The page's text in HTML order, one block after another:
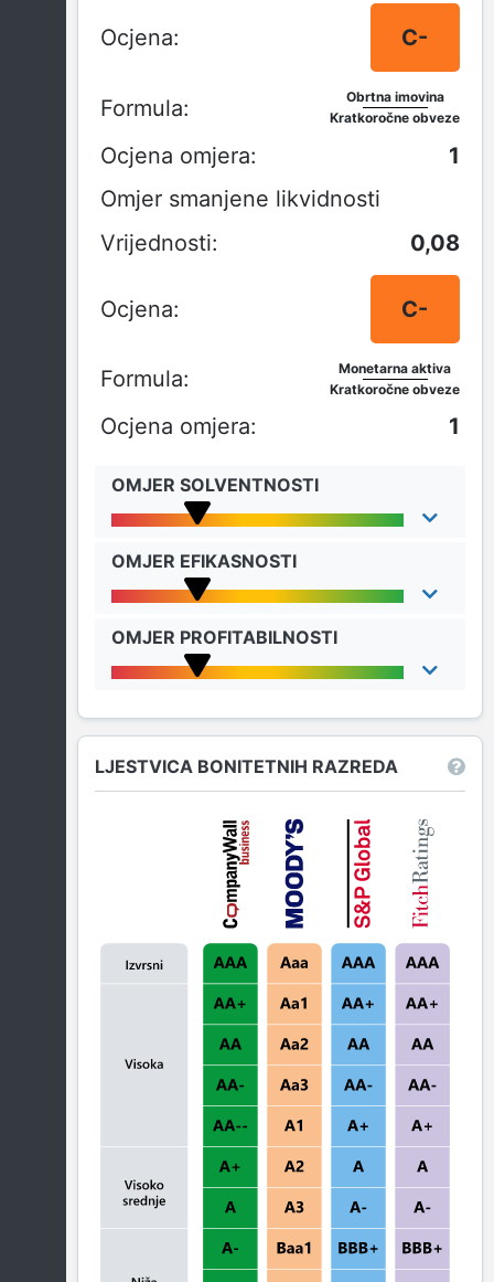
C-
Obrtna imovina
Kratkoročne obveze
1
Omjer smanjene likvidnosti
0,08
C-
Monetarna aktiva
Kratkoročne obveze
1
OMJER SOLVENTNOSTI
OMJER EFIKASNOSTI
OMJER PROFITABILNOSTI
LJESTVICA BONITETNIH RAZREDA